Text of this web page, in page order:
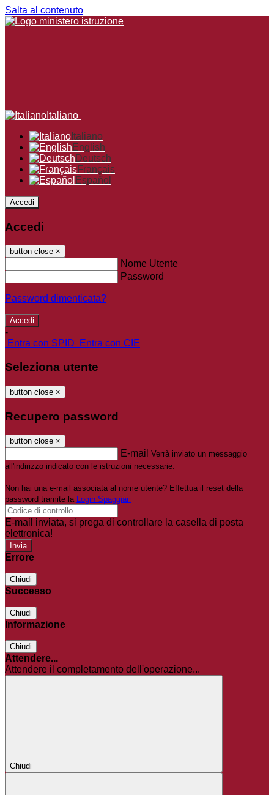
Salta al contenuto
Italiano
Italiano
English
Deutsch
Français
Español
Accedi
Accedi
button close ×
Nome Utente
Password
Password dimenticata?
-
Entra con SPID
Entra con CIE
Seleziona utente
button close ×
Recupero password
button close ×
E-mail Verrà inviato un messaggio
all'indirizzo indicato con le istruzioni necessarie.
Non hai una e-mail associata al nome utente? Effettua il reset della
password tramite la Login Spaggiari
E-mail inviata, si prega di controllare la casella di posta
elettronica!
Errore
Chiudi
Successo
Chiudi
Informazione
Chiudi
Attendere...
Attendere il completamento dell'operazione...
Chiudi